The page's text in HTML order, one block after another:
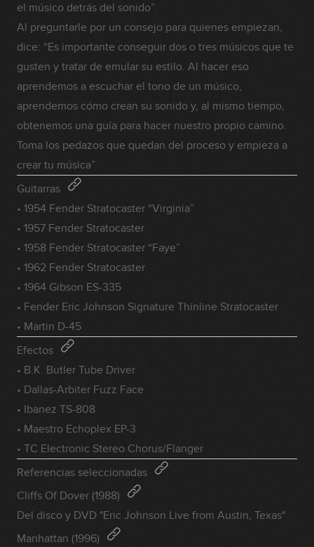
el músico detrás del sonido”.
Al preguntarle por un consejo para quienes empiezan,
dice: “Es importante conseguir dos o tres músicos que te
gusten y tratar de emular su estilo. Al hacer eso
aprendemos a escuchar el tono de un músico,
aprendemos cómo crean su sonido y, al mismo tiempo,
obtenemos una guía para hacer nuestro propio camino.
Toma los pedazos que quedan del proceso y empieza a
crear tu música”
Guitarras
• 1954 Fender Stratocaster “Virginia”
• 1957 Fender Stratocaster
• 1958 Fender Stratocaster “Faye”
• 1962 Fender Stratocaster
• 1964 Gibson ES-335
• Fender Eric Johnson Signature Thinline Stratocaster
• Martin D-45
Efectos
• B.K. Butler Tube Driver
• Dallas-Arbiter Fuzz Face
• Ibanez TS-808
• Maestro Echoplex EP-3
• TC Electronic Stereo Chorus/Flanger
Referencias seleccionadas
Cliffs Of Dover (1988)
Del disco y DVD "Eric Johnson Live from Austin, Texas"
Manhattan (1996)